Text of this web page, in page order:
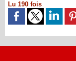
Lu 190 fois